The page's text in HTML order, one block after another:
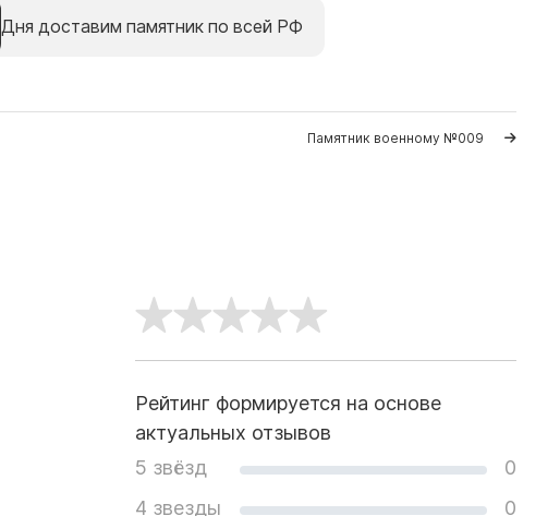
Дня доставим памятник по всей РФ
Памятник военному №009
Рейтинг формируется на основе
актуальных отзывов
5 звёзд
0
4 звезды
0